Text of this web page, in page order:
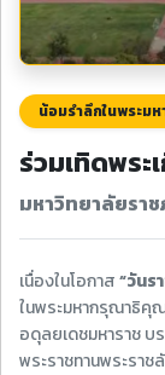
น้อมรำลึกในพระม
ร่วมเทิดพระ
มหาวิทยาลัยรา
เนื่องในโอกาส“วันร
ในพระมหากรุณาธิคุ
อดุลยเดชมหาราช บ
พระราชทานพระรา